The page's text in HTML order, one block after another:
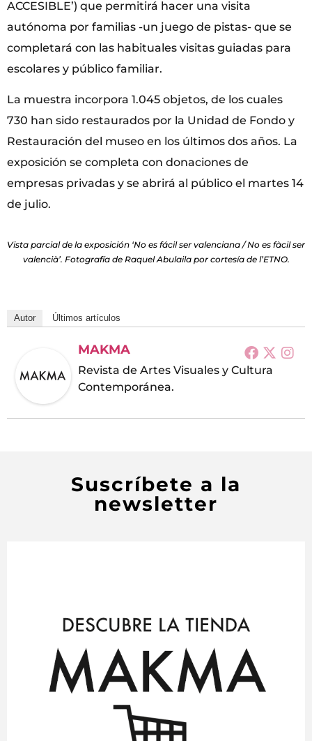
ACCESIBLE’) que permitirá hacer una visita
autónoma por familias -un juego de pistas- que se
completará con las habituales visitas guiadas para
escolares y público familiar.
La muestra incorpora 1.045 objetos, de los cuales
730 han sido restaurados por la Unidad de Fondo y
Restauración del museo en los últimos dos años. La
exposición se completa con donaciones de
empresas privadas y se abrirá al público el martes 14
de julio.
Vista parcial de la exposición ‘No es fácil ser valenciana / No es fàcil ser
valencià’. Fotografía de Raquel Abulaila por cortesía de l’ETNO.
Autor Últimos artículos
MAKMA
Revista de Artes Visuales y Cultura
Contemporánea.
Suscríbete a la
newsletter